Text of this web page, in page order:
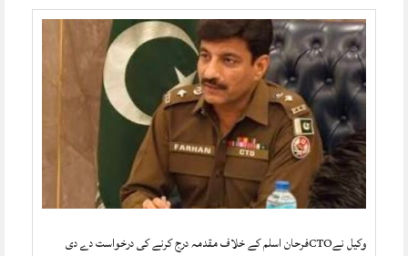
وکیل نےCTOفرحان اسلم کے خلاف مقدمہ درج کرنے کی درخواست دے دی